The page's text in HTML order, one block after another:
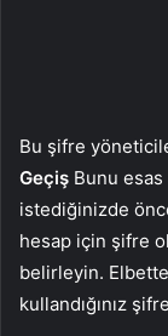
Bu şifre
Geçiş Bunu
istediğinizde
hesap için şifre
belirleyin.
kullandığınız